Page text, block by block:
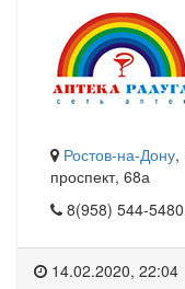
Ростов-на-Дону,
проспект, 68а
8(958) 544-
14.02.2020, 22:04